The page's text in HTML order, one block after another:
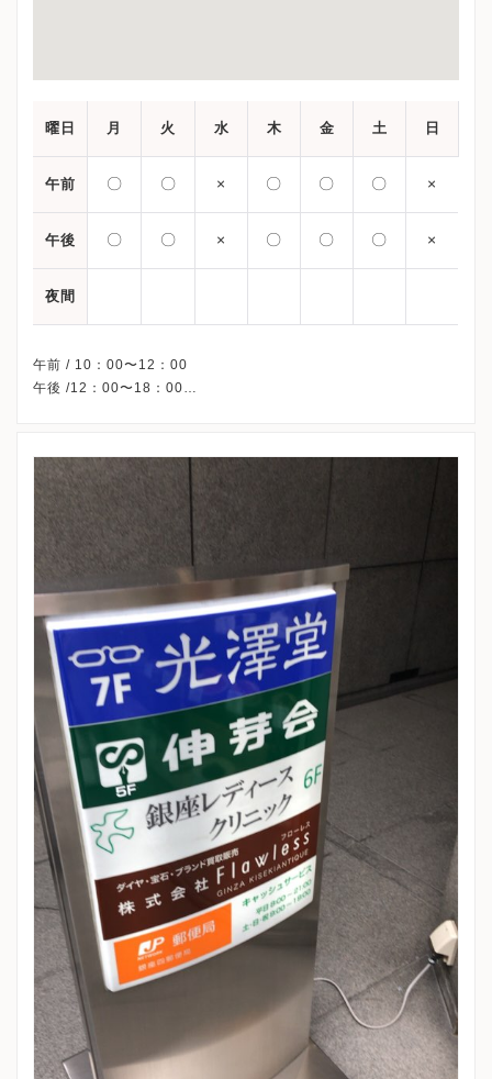
曜日 月 火 水 木 金 土 日
午前 〇 〇 × 〇 〇 〇 ×
午後 〇 〇 × 〇 〇 〇 ×
夜間
午前 / 10：00〜12：00
午後 /12：00〜18：00
※詳細はクリニックHPを確認、または直接お問い合わせくださ